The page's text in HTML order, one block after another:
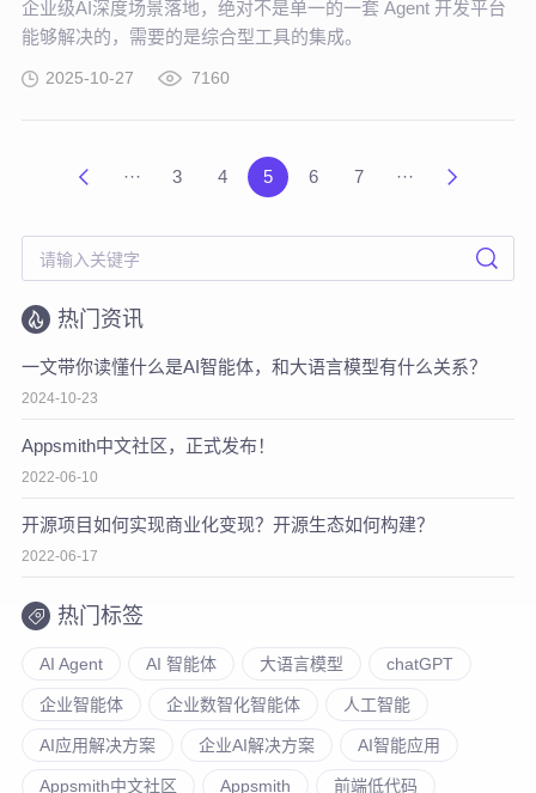
企业级AI深度场景落地，绝对不是单一的一套 Agent 开发平台
能够解决的，需要的是综合型工具的集成。
2025-10-27 7160
··· 3 4 5 6 7 ···
热门资讯
一文带你读懂什么是AI智能体，和大语言模型有什么关系？
2024-10-23
Appsmith中文社区，正式发布！
2022-06-10
开源项目如何实现商业化变现？开源生态如何构建？
2022-06-17
热门标签
AI Agent AI 智能体 大语言模型 chatGPT
企业智能体 企业数智化智能体 人工智能
AI应用解决方案 企业AI解决方案 AI智能应用
Appsmith中文社区 Appsmith 前端低代码